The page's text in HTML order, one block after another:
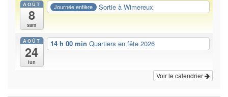
AOÛT
8
sam
Journée entière Sortie à Wimereux
AOÛT
24
lun
14 h 00 min Quartiers en fête 2026
Voir le calendrier